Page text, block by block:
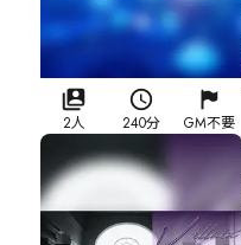
2人 240分 GM不要